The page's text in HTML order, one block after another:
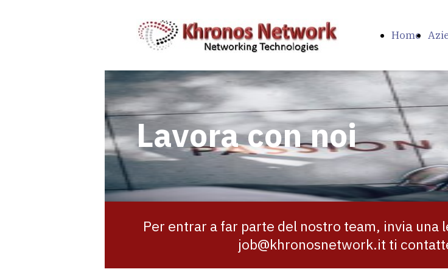
Home
Page
Lavora con noi
Per entrar a far parte del nostro team, invia
job@khronosnetwork.it ti